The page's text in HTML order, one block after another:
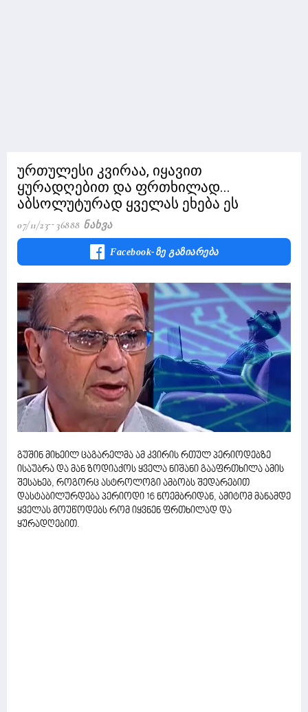
ურთულესი კვირაა, იყავით
ყურადღებით და ფრთხილად...
აბსოლუტურად ყველას ეხება ეს
07/11/23 36888 Ნახვა
Facebook-Ზე Გაზიარება
გუშინ მიხეილ ცაგარელმა ამ კვირის რთულ პერიოდებზე
ისაუბრა და მან ზოდიაქოს ყველა ნიშანი გააფრთხილა ამის
შესახებ, როგორც ასტროლოგი ამბობს შედარებით
დასტაბილურდება პერიოდი 16 ნოემბრიდან, ამიტომ მანამდე
ყველას მოუწოდებს რომ იყვნენ ფრთხილად და
ყურადღებით.